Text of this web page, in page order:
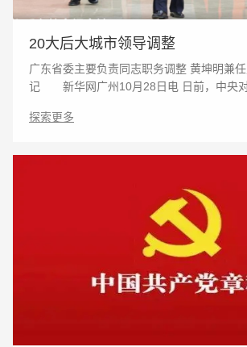
20大后大城市领导调整
广东省委主要负责同志职务调整 黄坤明兼
记 新华网广州10月28日电 日前，中央对
常委、委员职务，黄坤明同志兼任广东省委
探索更多